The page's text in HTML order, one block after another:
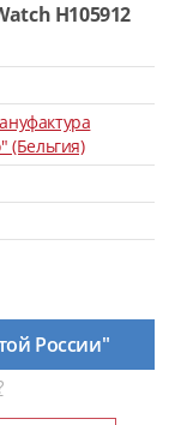
H105912
(Бельгия)
России"